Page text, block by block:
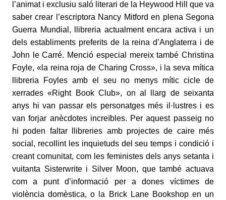
l’animat i exclusiu saló literari de la Heywood Hill que va
saber crear l’escriptora Nancy Mitford en plena Segona
Guerra Mundial, llibreria actualment encara activa i un
dels establiments preferits de la reina d’Anglaterra i de
John le Carré. Menció especial mereix també Christina
Foyle, «la reina roja de Charing Cross», i la seva mítica
llibreria Foyles amb el seu no menys mític cicle de
xerrades «Right Book Club», on al llarg de seixanta
anys hi van passar els personatges més il·lustres i es
van forjar anècdotes increïbles. Per aquest passeig no
hi poden faltar llibreries amb projectes de caire més
social, recollint les inquietuds del seu temps i condició i
creant comunitat, com les feministes dels anys setanta i
vuitanta Sisterwrite i Silver Moon, que també actuava
com a punt d’informació per a dones víctimes de
violència domèstica, o la Brick Lane Bookshop en un